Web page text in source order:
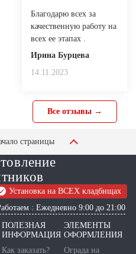
Благодарю всех за
качественную работу на
всех ее этапах .
Ирина Бурцева
14.11.2023
Все отзывы →
страницы
Установка на ВСЕХ кладбищах
: Ежедневно 9:00 до 21:00
ПОЛЕЗНАЯ
ИНФОРМАЦИЯ
Как заказать?
ЭЛЕМЕНТЫ
ОФОРМЛЕНИЯ
Ограда на